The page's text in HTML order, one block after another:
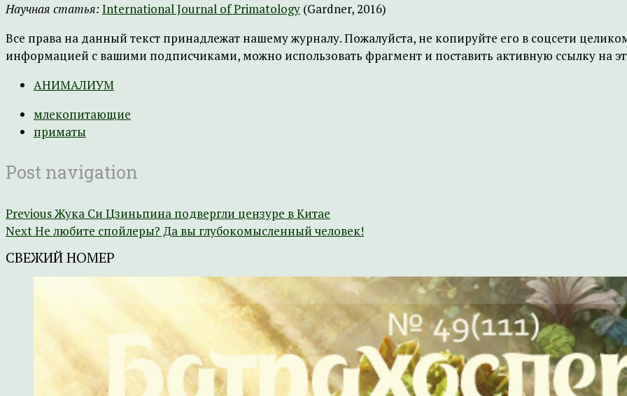
Научная статья:International Journal of Primatology (Gardner, 2016)
Все права на данный текст принадлежат нашему журналу. Пожалуйста, не копируйте его в соцсети
информацией с вашими подписчиками, можно использовать фрагмент и поставить активную ссылку на
АНИМАЛИУМ
млекопитающие
приматы
Post navigation
PreviousЖука Си Цзиньпина подвергли цензуре в Китае
NextНе любите спойлеры? Да вы глубокомысленный человек!
СВЕЖИЙ НОМЕР